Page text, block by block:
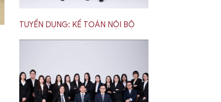
TUYỂN DỤNG: KẾ TOÁN NỘI BỘ